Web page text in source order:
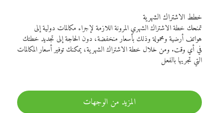
خطط الاشتراك الشهرية
تمنحك خطة الاشتراك الشهري المرونة اللازمة لإجراء مكالمات دولية إلى
هواتف أرضية ومحمولة وذلك بأسعار منخفضة، دون الحاجة إلى تجديد خطتك
في أي وقت. ومن خلال خطة الاشتراك الشهرية، يمكنك توفير أسعار المكالمات
التي تجريها بالفعل
المزيد من الوجهات